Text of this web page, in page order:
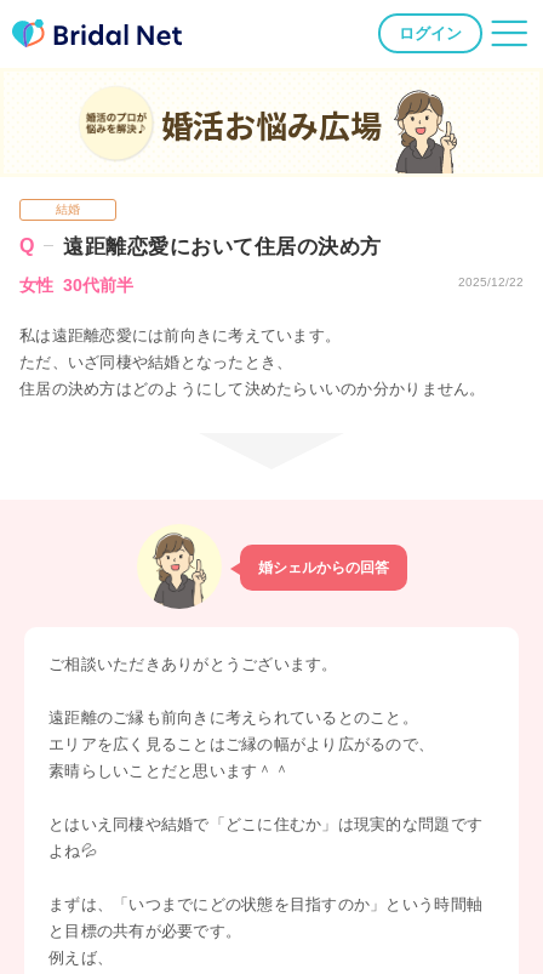
ログイン
婚活お悩み広場
結婚
遠距離恋愛において住居の決め方
女性 30代前半 2025/12/22
私は遠距離恋愛には前向きに考えています。
ただ、いざ同棲や結婚となったとき、
住居の決め方はどのようにして決めたらいいのか分かりません。
婚シェルからの回答
ご相談いただきありがとうございます。
遠距離のご縁も前向きに考えられているとのこと。
エリアを広く見ることはご縁の幅がより広がるので、
素晴らしいことだと思います＾＾
とはいえ同棲や結婚で「どこに住むか」は現実的な問題です
よね💦
まずは、「いつまでにどの状態を目指すのか」という時間軸
と目標の共有が必要です。
例えば、